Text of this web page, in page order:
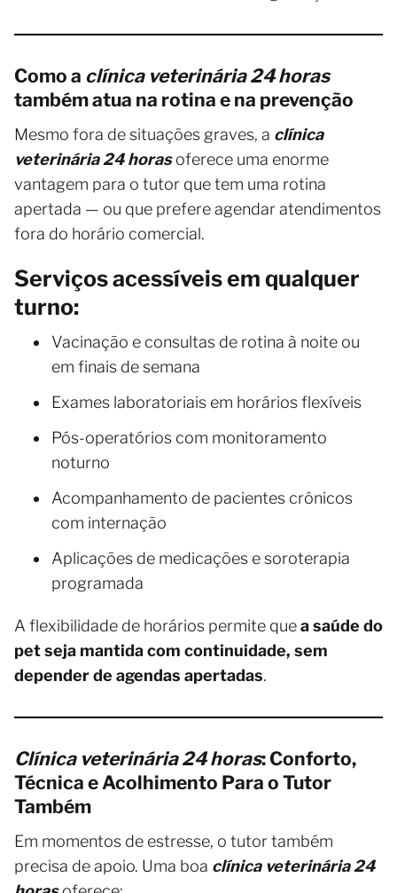
Como a clínica veterinária 24 horas
também atua na rotina e na prevenção
Mesmo fora de situações graves, a clínica
veterinária 24 horasoferece uma enorme
vantagem para o tutor que tem uma rotina
apertada — ou que prefere agendar atendimentos
fora do horário comercial.
Serviços acessíveis em qualquer
turno:
Vacinação e consultas de rotina à noite ou
em finais de semana
Exames laboratoriais em horários flexíveis
Pós-operatórios com monitoramento
noturno
Acompanhamento de pacientes crônicos
com internação
Aplicações de medicações e soroterapia
programada
A flexibilidade de horários permite quea saúde do
pet seja mantida com continuidade, sem
depender de agendas apertadas.
Clínica veterinária 24 horas: Conforto,
Técnica e Acolhimento Para o Tutor
Também
Em momentos de estresse, o tutor também
precisa de apoio. Uma boa clínica veterinária 24